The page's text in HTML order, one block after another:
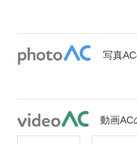
写真
動画AC